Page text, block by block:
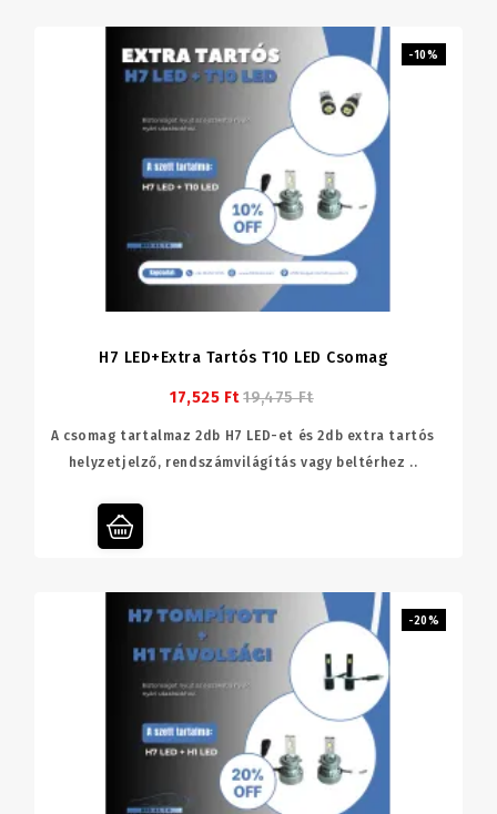
-10%
H7 LED+extra Tartós T10 LED Csomag
17,525 Ft 19,475 Ft
A csomag tartalmaz 2db H7 LED-et és 2db extra tartós
helyzetjelző, rendszámvilágítás vagy beltérhez ..
-20%